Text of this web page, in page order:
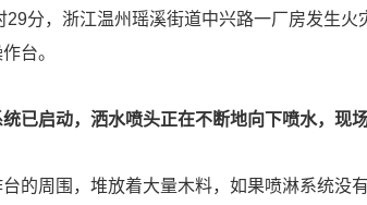
29分，浙江温州瑶溪街道中兴路一厂房发生
台。
统已启动，洒水喷头正在不断地向下喷水，现
的周围，堆放着大量木料，如果喷淋系统没